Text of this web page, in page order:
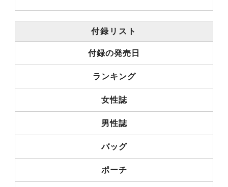
付録リスト
付録の発売日
ランキング
女性誌
男性誌
バッグ
ポーチ